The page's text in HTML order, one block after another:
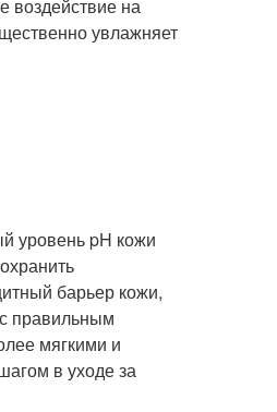
воздействие на
увлажняет
уровень pH кожи
барьер кожи,
правильным
мягкими и
в уходе за